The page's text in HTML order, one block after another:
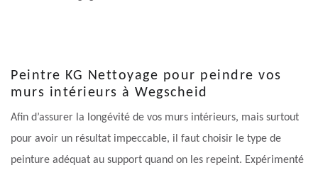
Peintre KG Nettoyage pour peindre vos
murs intérieurs à Wegscheid
Afin d’assurer la longévité de vos murs intérieurs, mais surtout
pour avoir un résultat impeccable, il faut choisir le type de
peinture adéquat au support quand on les repeint. Expérimenté